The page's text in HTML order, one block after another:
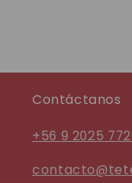
Contáctanos
+56 9 2025